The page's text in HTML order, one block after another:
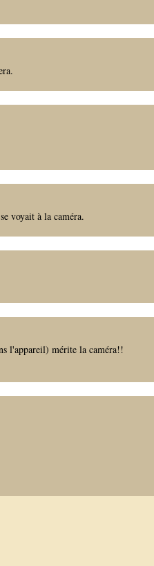
voyait à la caméra.
l'appareil) mérite la caméra!!